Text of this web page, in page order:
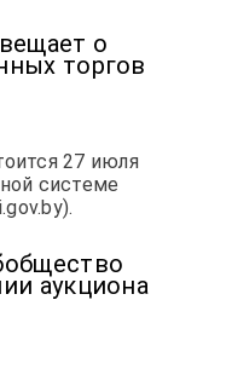
о
торгов
27 июля
системе
аукциона